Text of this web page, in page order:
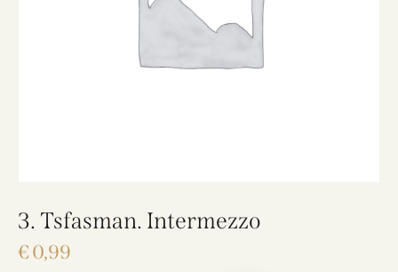
3. Tsfasman. Intermezzo
€0,99